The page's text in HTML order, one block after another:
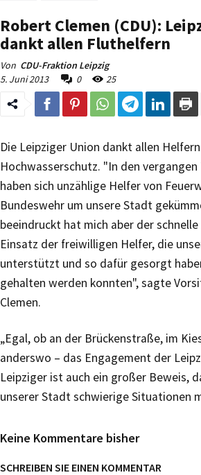
Robert Clemen (CDU):
dankt allen Fluthelfern
Von CDU-Fraktion Leipzig
5. Juni 2013
0 25
Die Leipziger Union dankt allen
Hochwasserschutz. "In den
haben sich unzählige Helfer von
Bundeswehr um unsere Stadt
beeindruckt hat mich aber der
Einsatz der freiwilligen Helfer, die
unterstützt und so dafür gesorgt
gehalten werden konnten", sagte
Clemen.
„Egal, ob an der Brückenstraße, im
anderswo – das Engagement der
Leipziger ist auch ein großer Beweis,
unserer Stadt schwierige Situationen
Keine Kommentare bisher
SCHREIBEN SIE EINEN KOMMENTAR